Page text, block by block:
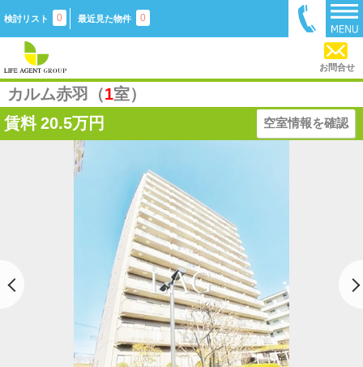
検討リスト 0 最近見た物件 0
お問合せ
カルム赤羽（1室）
賃料 20.5万円 空室情報を確認